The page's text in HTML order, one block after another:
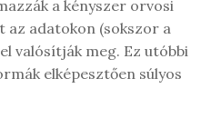
a kényszer orvosi
az adatokon (sokszor a
valósítják meg. Ez utóbbi
elképesztően súlyos